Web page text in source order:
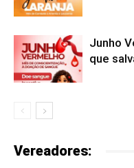
Junho
que
Vereadores: